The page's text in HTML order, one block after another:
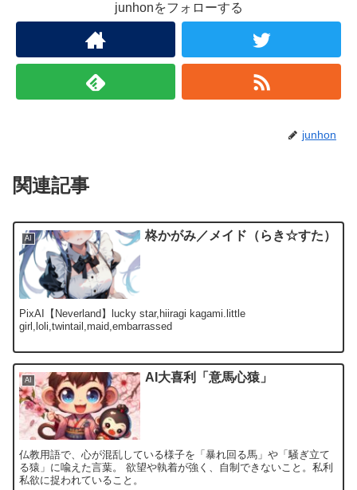
junhonをフォローする
junhon
関連記事
AI 柊かがみ／メイド（らき☆すた）
PixAI【Neverland】lucky star,hiiragi kagami.little
girl,loli,twintail,maid,embarrassed
AI AI大喜利「意馬心猿」
仏教用語で、心が混乱している様子を「暴れ回る馬」や「騒ぎ立て
る猿」に喩えた言葉。 欲望や執着が強く、自制できないこと。私利
私欲に捉われていること。